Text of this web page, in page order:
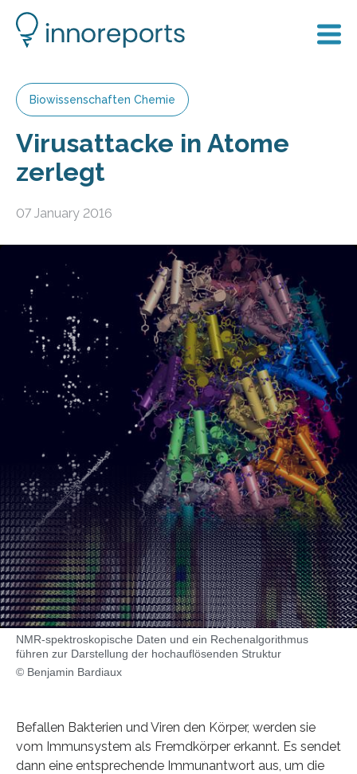
Biowissenschaften Chemie
Virusattacke in Atome
zerlegt
07 January 2016
NMR-spektroskopische Daten und ein Rechenalgorithmus
führen zur Darstellung der hochauflösenden Struktur
© Benjamin Bardiaux
Befallen Bakterien und Viren den Körper, werden sie
vom Immunsystem als Fremdkörper erkannt. Es sendet
dann eine entsprechende Immunantwort aus, um die